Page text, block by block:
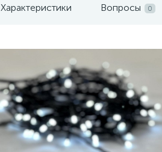
Характеристики Вопросы 0